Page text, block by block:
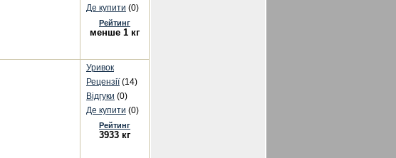
Де купити (0)
Рейтинг
менше 1 кг
Уривок
Рецензії(14)
Відгуки (0)
Де купити (0)
Рейтинг
3933 кг